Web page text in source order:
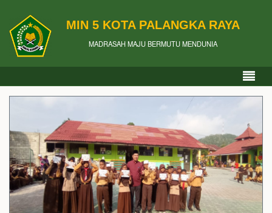
MIN 5 KOTA PALANGKA RAYA
MADRASAH MAJU BERMUTU MENDUNIA